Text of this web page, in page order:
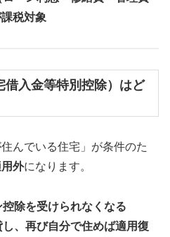
税対象
借入金等特別控除）はど
んでいる住宅」が条件のた
外になります。
除を受けられなくなる
、再び自分で住めば適用復